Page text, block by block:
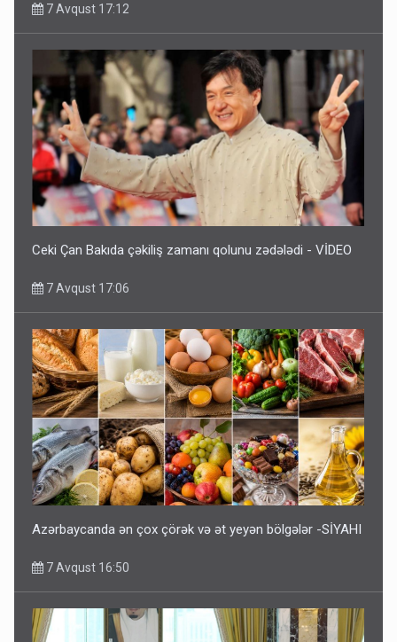
7 Avqust 17:12
Ceki Çan Bakıda çəkiliş zamanı qolunu zədələdi - VİDEO
7 Avqust 17:06
Azərbaycanda ən çox çörək və ət yeyən bölgələr -SİYAHI
7 Avqust 16:50